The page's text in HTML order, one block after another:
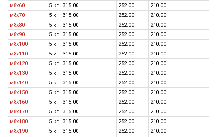
м8х60
5 кг 315.00 252.00
210.00
м8х70
5 кг 315.00 252.00
210.00
м8х80
5 кг 315.00 252.00
210.00
м8х90
5 кг 315.00 252.00
210.00
м8х100
5 кг 315.00 252.00
210.00
м8х110
5 кг 315.00 252.00
210.00
м8х120
5 кг 315.00 252.00
210.00
м8х130
5 кг 315.00 252.00
210.00
м8х140
5 кг 315.00 252.00
210.00
м8х150
5 кг 315.00 252.00
210.00
м8х160
5 кг 315.00 252.00
210.00
м8х170
5 кг 315.00 252.00
210.00
м8х180
5 кг 315.00 252.00
210.00
м8х190
5 кг 315.00 252.00
210.00